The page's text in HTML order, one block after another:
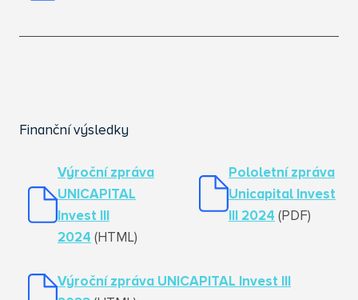
Finanční výsledky
Výroční zpráva
UNICAPITAL
Invest III
2024 (HTML)
Pololetní zpráva
Unicapital Invest
III 2024 (PDF)
Výroční zpráva UNICAPITAL Invest III